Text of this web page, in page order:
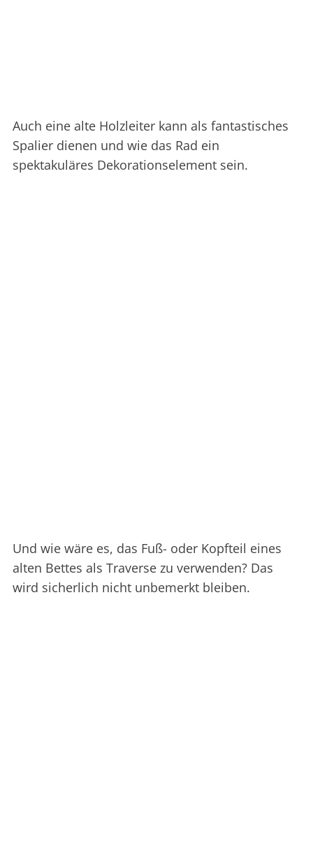
Auch eine alte Holzleiter kann als fantastisches
Spalier dienen und wie das Rad ein
spektakuläres Dekorationselement sein.
Und wie wäre es, das Fuß- oder Kopfteil eines
alten Bettes als Traverse zu verwenden? Das
wird sicherlich nicht unbemerkt bleiben.